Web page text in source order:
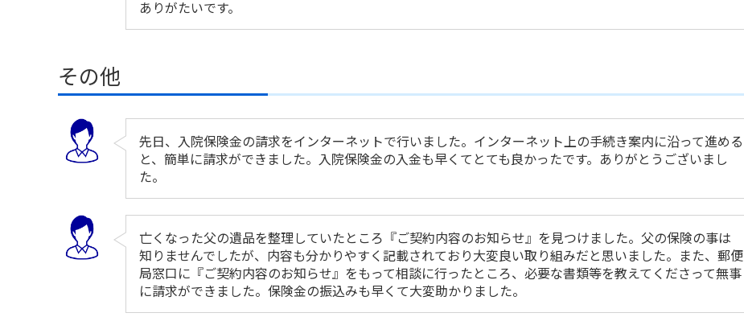
ありがたいです。
その他
先日、入院保険金の請求をインターネットで行いました。インターネット上の手続き案内に沿って進める
と、簡単に請求ができました。入院保険金の入金も早くてとても良かったです。ありがとうございまし
た。
亡くなった父の遺品を整理していたところ『ご契約内容のお知らせ』を見つけました。父の保険の事は
知りませんでしたが、内容も分かりやすく記載されており大変良い取り組みだと思いました。また、郵便
局窓口に『ご契約内容のお知らせ』をもって相談に行ったところ、必要な書類等を教えてくださって無事
に請求ができました。保険金の振込みも早くて大変助かりました。